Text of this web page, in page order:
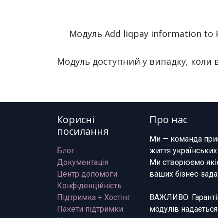
Модуль Add liqpay information to
Модуль доступний у випадку, коли
Корисні
посилання
Блог
Документація
Центр допомоги
Конфіденційність
Підтримка + Хостінг
Пакети підтримки
Про нас
Ми — команда
життя
Ми створюємо
ваших бізнес-
ВАЖЛИВО:
модулів